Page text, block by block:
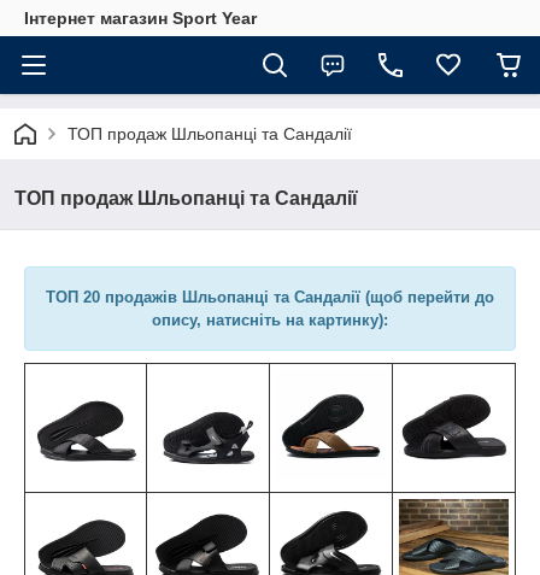
Інтернет магазин Sport Year
ТОП продаж Шльопанці та Сандалії
ТОП продаж Шльопанці та Сандалії
ТОП 20 продажів Шльопанці та Сандалії (щоб перейти до
опису, натисніть на картинку):